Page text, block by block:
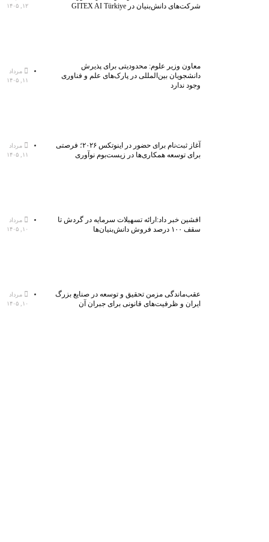
شرکت‌های دانش‌بنیان در GITEX AI Türkiye
۱۲, ۱۴۰۵
معاون وزیر علوم: محدودیتی برای پذیرش
دانشجویان بین‌المللی در پارک‌های علم و فناوری
وجود ندارد
مرداد
۱۱, ۱۴۰۵
آغاز ثبت‌نام برای حضور در اینوتکس ۲۰۲۶؛ فرصتی
برای توسعه همکاری‌ها در زیست‌بوم نوآوری
مرداد
۱۱, ۱۴۰۵
افشین خبر داد:ارائه تسهیلات سرمایه در گردش تا
سقف ۱۰۰ درصد فروش دانش‌بنیان‌ها
مرداد
۱۰, ۱۴۰۵
عقب‌ماندگی مزمن تحقیق و توسعه در صنایع بزرگ
ایران و ظرفیت‌های قانونی برای جبران آن
مرداد
۱۰, ۱۴۰۵